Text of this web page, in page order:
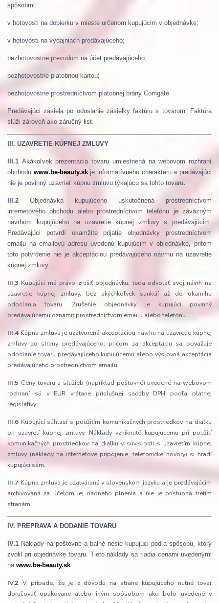
spôsobmi:
v hotovosti na dobierku v mieste určenom kupujúcim v objednávke;
v hotovosti na výdajniach predávajúceho;
bezhotovostne prevodom na účet predávajúceho;
bezhotovostne platobnou kartou;
bezhotovostne prostredníctvom platobnej brány Comgate
Predávajúci zasiela po odoslanie zásielky faktúru s tovarom. Faktúra
slúži zároveň ako záručný list.
III. UZAVRETIE KÚPNEJ ZMLUVY
III.1 Akákoľvek prezentácia tovaru umiestnená na webovom rozhraní
obchodu www.be-beauty.skje informatívneho charakteru a predávajúci
nie je povinný uzavrieť kúpnu zmluvu týkajúcu sa tohto tovaru.
III.2 Objednávka kupujúceho uskutočnená prostredníctvom
internetového obchodu alebo prostredníctvom telefónu je záväzným
návrhom kupujúceho na uzavretie kúpnej zmluvy s predávajúcim.
Predávajúci potvrdí okamžite prijatie objednávky prostredníctvom
emailu na emailovú adresu uvedenú kupujúcim v objednávke, pritom
toto potvrdenie nie je akceptáciou predávajúceho návrhu na uzavretie
kúpnej zmluvy.
III.3 Kupujúci má právo zrušiť objednávku, teda odvolať svoj návrh na
uzavretie kúpnej zmluvy, bez akýchkoľvek sankcií až do okamihu
odoslania tovaru. Zrušenie objednávky je kupujúci povinný
predávajúcemu oznámiť prostredníctvom emailu alebo telefónu.
III.4 Kúpna zmluva je uzatvorená akceptáciou návrhu na uzavretie kúpnej
zmluvy zo strany predávajúceho, pričom za akceptáciu sa považuje
odoslanie tovaru predávajúceho kupujúcemu alebo výslovná akceptácia
predávajúceho prostredníctvom emailu.
III.5 Ceny tovaru a služieb (napríklad poštovné) uvedené na webovom
rozhraní sú v EUR vrátane príslušnej sadzby DPH podľa platnej
legislatívy.
III.6 Kupujúci súhlasí s použitím komunikačných prostriedkov na diaľku
pri uzavretí kúpnej zmluvy. Náklady vzniknuté kupujúcemu pri použití
komunikačných prostriedkov na diaľku v súvislosti s uzavretím kúpnej
zmluvy (náklady na internetové pripojenie, telefonické hovory) si hradí
kupujúci sám.
III.7 Kúpna zmluva je uzatváraná v slovenskom jazyku a je predávajúcim
archivovaná za účelom jej riadneho plnenia a nie je prístupná tretím
stranám.
IV. PREPRAVA A DODANIE TOVARU
IV.1 Náklady na poštovné a balné nesie kupujúci podľa spôsobu, ktorý
zvolil pri objednávke tovaru. Tieto náklady sa riadia cenami uvedenými
na www.be-beauty.sk
IV.2 V prípade, že je z dôvodu na strane kupujúceho nutné tovar
doručovať opakovane alebo iným spôsobom ako bolo uvedené v